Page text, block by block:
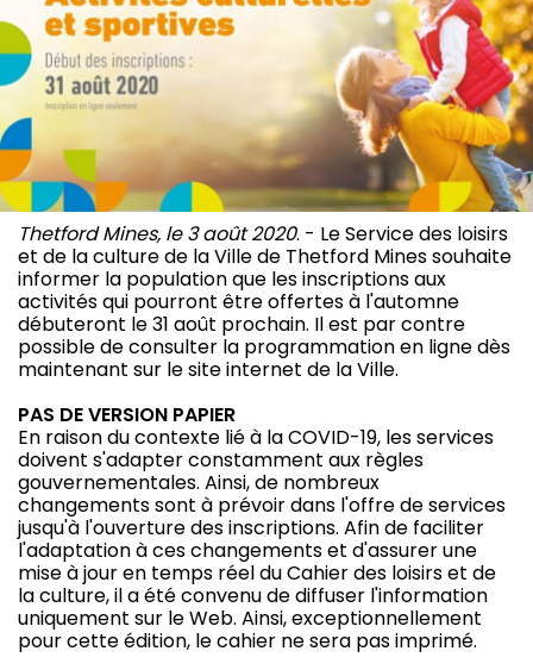
Thetford Mines, le 3 août 2020. - Le Service des loisirs
et de la culture de la Ville de Thetford Mines souhaite
informer la population que les inscriptions aux
activités qui pourront être offertes à l'automne
débuteront le 31 août prochain. Il est par contre
possible de consulter la programmation en ligne dès
maintenant sur le site internet de la Ville.
PAS DE VERSION PAPIER
En raison du contexte lié à la COVID-19, les services
doivent s'adapter constamment aux règles
gouvernementales. Ainsi, de nombreux
changements sont à prévoir dans l'offre de services
jusqu'à l'ouverture des inscriptions. Afin de faciliter
l'adaptation à ces changements et d'assurer une
mise à jour en temps réel du Cahier des loisirs et de
la culture, il a été convenu de diffuser l'information
uniquement sur le Web. Ainsi, exceptionnellement
pour cette édition, le cahier ne sera pas imprimé.